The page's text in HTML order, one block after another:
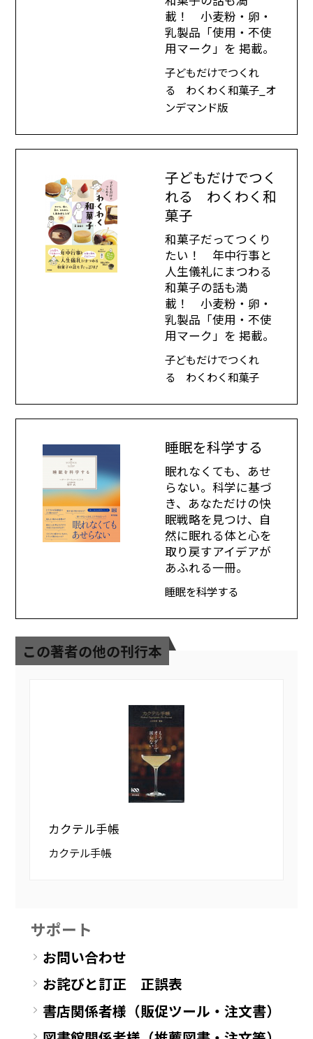
載！ 小麦粉・卵・
乳製品「使用・不使
用マーク」を 掲載。
子どもだけでつくれ
る わくわく和菓子_オ
ンデマンド版
子どもだけでつく
れる わくわく和
菓子
和菓子だってつくり
たい！ 年中行事と
人生儀礼にまつわる
和菓子の話も満
載！ 小麦粉・卵・
乳製品「使用・不使
用マーク」を 掲載。
子どもだけでつくれ
る わくわく和菓子
睡眠を科学する
眠れなくても、あせ
らない。科学に基づ
き、あなただけの快
眠戦略を見つけ、自
然に眠れる体と心を
取り戻すアイデアが
あふれる一冊。
睡眠を科学する
この著者の他の刊行本
カクテル手帳
カクテル手帳
サポート
お問い合わせ
お詫びと訂正 正誤表
書店関係者様（販促ツール・注文書）